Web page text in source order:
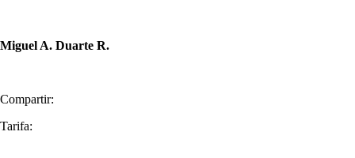
Miguel A. Duarte R.
Compartir:
Tarifa: